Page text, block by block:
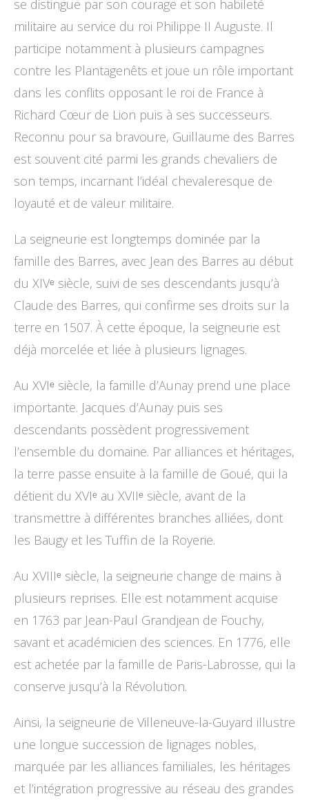
se distingue par son courage et son habileté
militaire au service du roi Philippe II Auguste. Il
participe notamment à plusieurs campagnes
contre les Plantagenêts et joue un rôle important
dans les conflits opposant le roi de France à
Richard Cœur de Lion puis à ses successeurs.
Reconnu pour sa bravoure, Guillaume des Barres
est souvent cité parmi les grands chevaliers de
son temps, incarnant l’idéal chevaleresque de
loyauté et de valeur militaire.
La seigneurie est longtemps dominée par la
famille des Barres, avec Jean des Barres au début
du XIVᵉ siècle, suivi de ses descendants jusqu’à
Claude des Barres, qui confirme ses droits sur la
terre en 1507. À cette époque, la seigneurie est
déjà morcelée et liée à plusieurs lignages.
Au XVIᵉ siècle, la famille d’Aunay prend une place
importante. Jacques d’Aunay puis ses
descendants possèdent progressivement
l’ensemble du domaine. Par alliances et héritages,
la terre passe ensuite à la famille de Goué, qui la
détient du XVIᵉ au XVIIᵉ siècle, avant de la
transmettre à différentes branches alliées, dont
les Baugy et les Tuffin de la Royerie.
Au XVIIIᵉ siècle, la seigneurie change de mains à
plusieurs reprises. Elle est notamment acquise
en 1763 par Jean-Paul Grandjean de Fouchy,
savant et académicien des sciences. En 1776, elle
est achetée par la famille de Paris-Labrosse, qui la
conserve jusqu’à la Révolution.
Ainsi, la seigneurie de Villeneuve-la-Guyard illustre
une longue succession de lignages nobles,
marquée par les alliances familiales, les héritages
et l’intégration progressive au réseau des grandes